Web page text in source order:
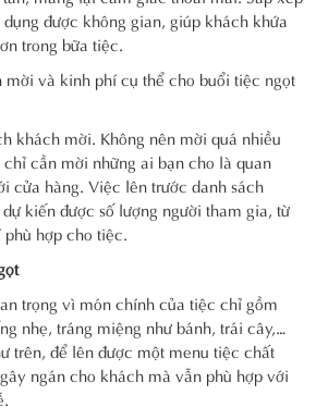
được không gian, giúp khách khứa
trong bữa tiệc.
mời và kinh phí cụ thể cho buổi tiệc ngọt
khách mời. Không nên mời quá nhiều
cần mời những ai bạn cho là quan
cửa hàng. Việc lên trước danh sách
kiến được số lượng người tham gia, từ
hợp cho tiệc.
trọng vì món chính của tiệc chỉ gồm
nhẹ, tráng miệng như bánh, trái cây,…
trên, để lên được một menu tiệc chất
ngán cho khách mà vẫn phù hợp với